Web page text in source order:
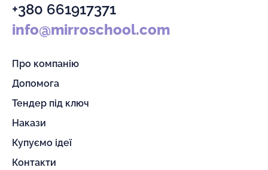
+380 661917371
info@mirroschool.com
Про компанію
Допомога
Тендер під ключ
Накази
Купуємо ідеї
Контакти